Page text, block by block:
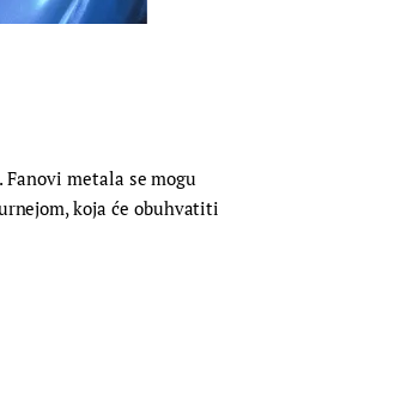
metala se mogu
koja će obuhvatiti